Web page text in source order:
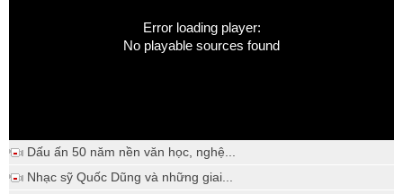
Error loading player:
No playable sources found
Dấu ấn 50 năm nền văn học, nghệ...
Nhạc sỹ Quốc Dũng và những giai...